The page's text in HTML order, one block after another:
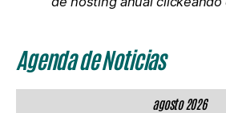
Agenda de Noticias
agosto 2026